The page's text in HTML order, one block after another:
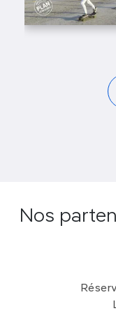
Nos